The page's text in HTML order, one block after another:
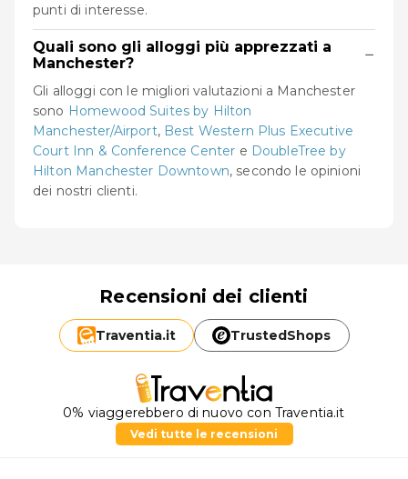
punti di interesse.
Quali sono gli alloggi più apprezzati a
Manchester?
−
Gli alloggi con le migliori valutazioni a Manchester
sono Homewood Suites by Hilton
Manchester/Airport, Best Western Plus Executive
Court Inn & Conference Center e DoubleTree by
Hilton Manchester Downtown, secondo le opinioni
dei nostri clienti.
Recensioni dei clienti
Traventia.it TrustedShops
0% viaggerebbero di nuovo con Traventia.it
Vedi tutte le recensioni